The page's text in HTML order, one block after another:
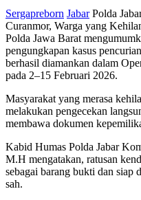
Sergapreborn JabarPolda
Curanmor, Warga yang
Polda Jawa Barat
pengungkapan kasus
berhasil diamankan dalam
pada 2–15 Februari 2026.
Masyarakat yang merasa
melakukan pengecekan
membawa dokumen
Kabid Humas Polda Jabar
M.H mengatakan, ratusan
sebagai barang bukti dan siap
sah.